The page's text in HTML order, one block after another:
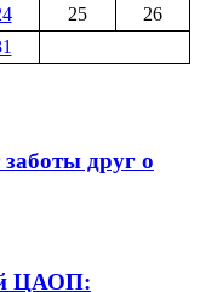
25
26
друг о
ЦАОП: